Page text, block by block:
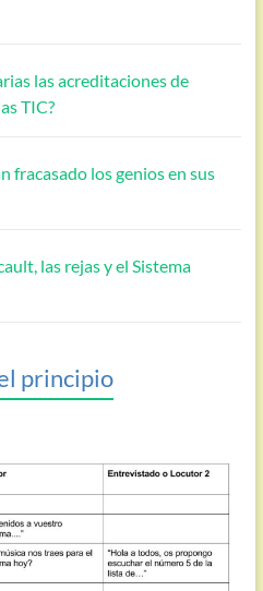
las acreditaciones de
TIC?
fracasado los genios en sus
las rejas y el Sistema
principio